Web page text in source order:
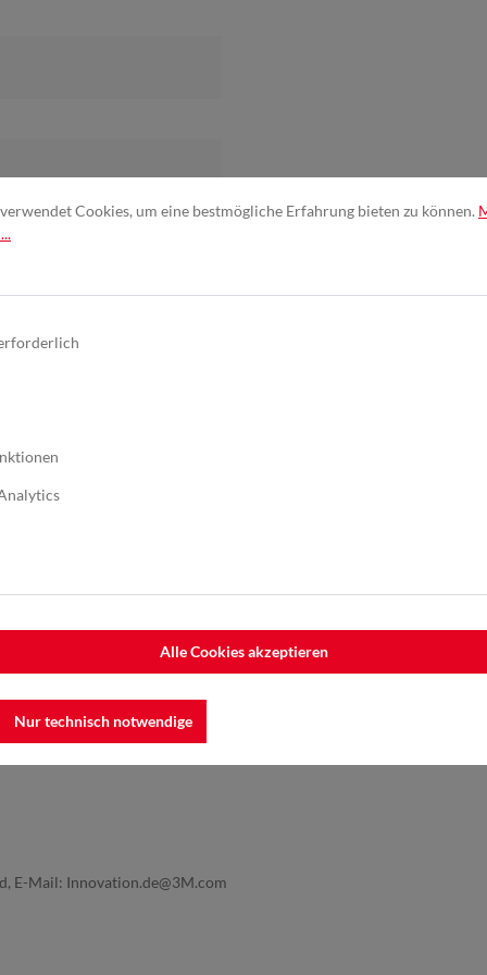
E-Mail: Innovation.de@3M.com
Cookies, um eine bestmögliche Erfahrung bieten zu können.
Alle Cookies akzeptieren
Nur technisch notwendige